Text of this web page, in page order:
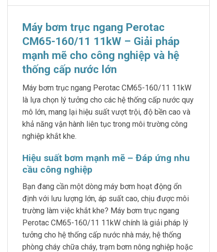
Máy bơm trục ngang Perotac
CM65-160/11 11kW – Giải pháp
mạnh mẽ cho công nghiệp và hệ
thống cấp nước lớn
Máy bơm trục ngang Perotac CM65-160/11 11kW
là lựa chọn lý tưởng cho các hệ thống cấp nước quy
mô lớn, mang lại hiệu suất vượt trội, độ bền cao và
khả năng vận hành liên tục trong môi trường công
nghiệp khắt khe.
Hiệu suất bơm mạnh mẽ – Đáp ứng nhu
cầu công nghiệp
Bạn đang cần một dòng máy bơm hoạt động ổn
định với lưu lượng lớn, áp suất cao, chịu được môi
trường làm việc khắt khe? Máy bơm trục ngang
Perotac CM65-160/11 11kW chính là giải pháp lý
tưởng cho hệ thống cấp nước nhà máy, hệ thống
phòng cháy chữa cháy, trạm bơm nông nghiệp hoặc